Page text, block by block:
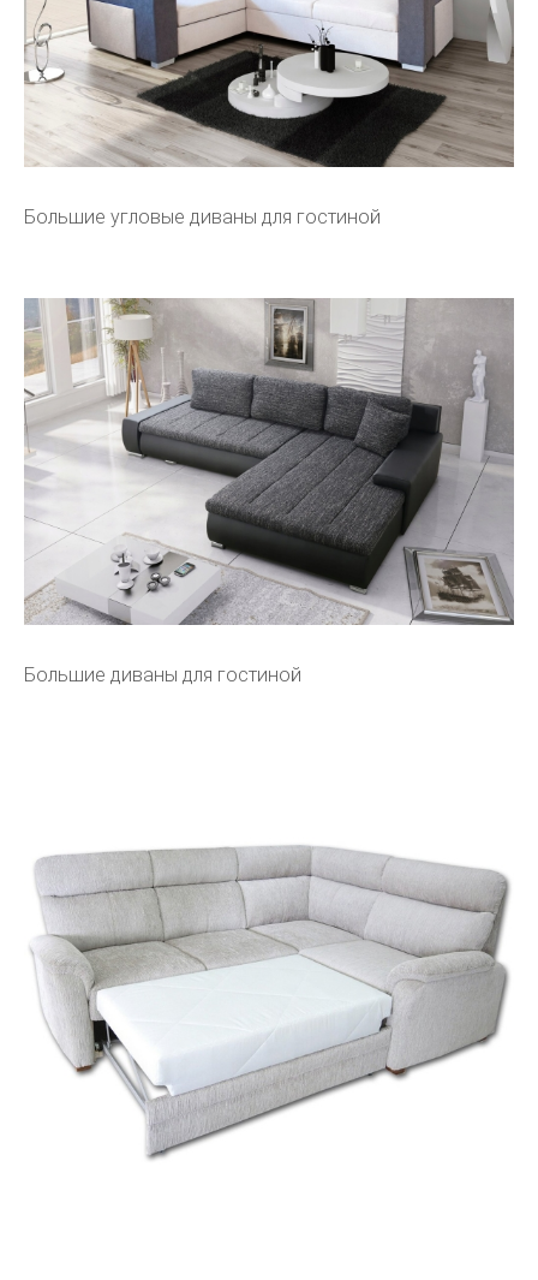
Большие угловые диваны для гостиной
Большие диваны для гостиной